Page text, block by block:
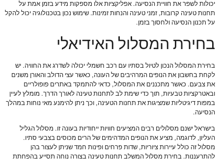
יכולות לשפר את חוויית הנסיעה. אפליקציות אלו מספקות מידע בזמן אמת על
תחנות טעינה קרובות, זמני טעינה והנחות זמינות. שימוש נכון בטכנולוגיה יכול להקל
על תכנון הנסיעה ולחסוך בזמן.
בחירת המסלול האידיאלי
בחירת המסלול הנכון לטיול בסתיו עם רכב חשמלי יכולה לשדרג את החוויה. יש
לקחת בחשבון את הנופים המרהיבים של העונה, כאשר עצי הדולב והאורן משנים
את צבעם. כאשר מתכננים את המסלול, כדאי להתמקד באתרים פופולריים
ובאטרקציות טבעיות, תוך כדי שימת לב לתחנות טעינה לאורך הדרך. מומלץ לעיין
במפות דיגיטליות שמציגות את תחנות הטעינה, וכך ניתן להימנע מאי נוחות במהלך
הנסיעה.
בישראל ישנם מסלולים רבים המציעים חוויות ייחודיות בעונה זו. מסלול הגליל
העליון, לדוגמה, מציע את הנופים המדהימים של הרים מכוסים בצבעי סתיו.
מסלול זה כולל עיירות ציוריות, שדות פרחים ופינות חמד שניתן לעצור בהן
להתרעננות. בחירת מסלול המשלב תחנות טעינה בצורה נוחה תסייע בהפחתת